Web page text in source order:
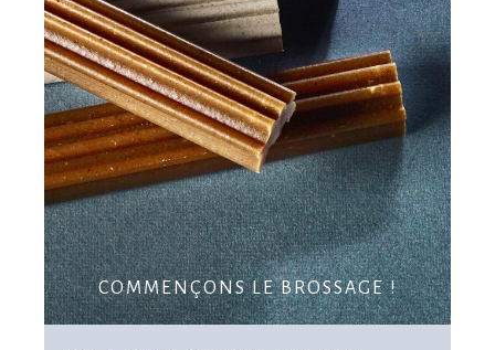
COMMENÇONS LE BROSSAGE !